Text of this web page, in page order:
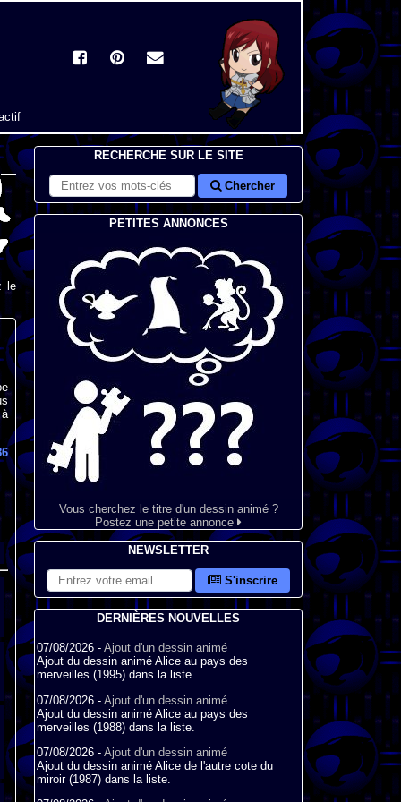
le
RECHERCHE SUR LE SITE
Chercher
PETITES ANNONCES
Vous cherchez le titre d'un dessin animé ?
Postez une petite annonce
NEWSLETTER
S'inscrire
DERNIÈRES NOUVELLES
07/08/2026 - Ajout d'un dessin animé
Ajout du dessin animé Alice au pays des
merveilles (1995) dans la liste.
07/08/2026 - Ajout d'un dessin animé
Ajout du dessin animé Alice au pays des
merveilles (1988) dans la liste.
07/08/2026 - Ajout d'un dessin animé
Ajout du dessin animé Alice de l'autre cote du
miroir (1987) dans la liste.